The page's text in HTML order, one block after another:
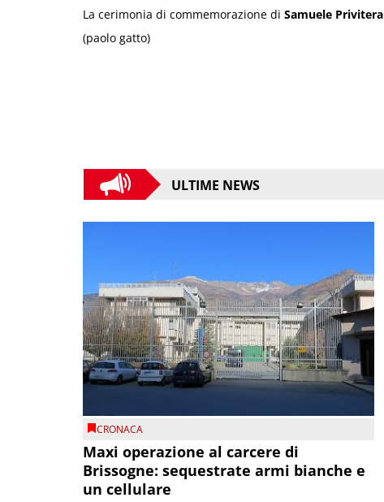
La cerimonia di commemorazione di Samuele Privitera
(paolo gatto)
ULTIME NEWS
CRONACA
Maxi operazione al carcere di
Brissogne: sequestrate armi bianche e
un cellulare